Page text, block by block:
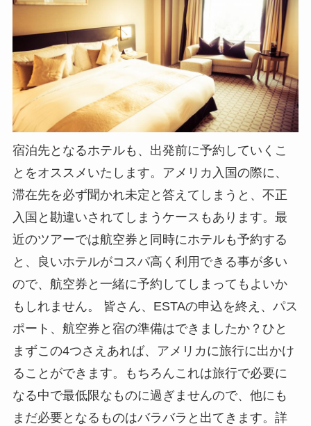
宿泊先となるホテルも、出発前に予約していくこ
とをオススメいたします。アメリカ入国の際に、
滞在先を必ず聞かれ未定と答えてしまうと、不正
入国と勘違いされてしまうケースもあります。最
近のツアーでは航空券と同時にホテルも予約する
と、良いホテルがコスパ高く利用できる事が多い
ので、航空券と一緒に予約してしまってもよいか
もしれません。 皆さん、ESTAの申込を終え、パス
ポート、航空券と宿の準備はできましたか？ひと
まずこの4つさえあれば、アメリカに旅行に出かけ
ることができます。もちろんこれは旅行で必要に
なる中で最低限なものに過ぎませんので、他にも
まだ必要となるものはバラバラと出てきます。詳